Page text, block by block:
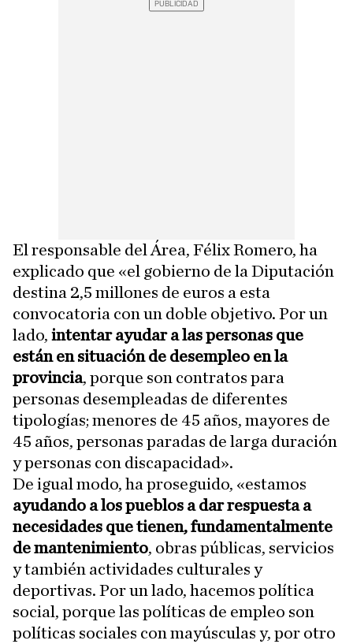
El responsable del Área, Félix Romero, ha
explicado que «el gobierno de la Diputación
destina 2,5 millones de euros a esta
convocatoria con un doble objetivo. Por un
lado, intentar ayudar a las personas que
están en situación de desempleo en la
provincia, porque son contratos para
personas desempleadas de diferentes
tipologías; menores de 45 años, mayores de
45 años, personas paradas de larga duración
y personas con discapacidad».
De igual modo, ha proseguido, «estamos
ayudando a los pueblos a dar respuesta a
necesidades que tienen, fundamentalmente
de mantenimiento, obras públicas, servicios
y también actividades culturales y
deportivas. Por un lado, hacemos política
social, porque las políticas de empleo son
políticas sociales con mayúsculas y, por otro